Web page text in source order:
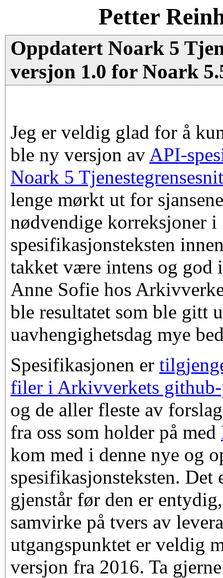
Petter
Oppdatert Noark 5
versjon 1.0 for Noark
Jeg er veldig glad for å
ble ny versjon av API-
Noark 5
lenge mørkt ut for
nødvendige korreksjoner i
spesifikasjonsteksten
takket være intens og god
Anne Sofie hos
ble resultatet som ble gitt
uavhengighetsdag mye
Spesifikasjonen er
filer i Arkivverkets
og de aller fleste av
fra oss som holder på med
kom med i denne nye og
spesifikasjonsteksten. Det
gjenstår før den er
samvirke på tvers av
utgangspunktet er veldig
versjon fra 2016. Ta